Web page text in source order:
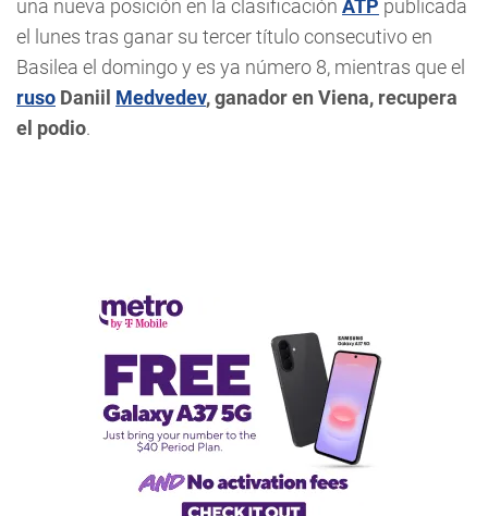
una nueva posición en la clasificación ATP publicada
el lunes tras ganar su tercer título consecutivo en
Basilea el domingo y es ya número 8, mientras que el
ruso Daniil Medvedev, ganador en Viena, recupera
el podio.